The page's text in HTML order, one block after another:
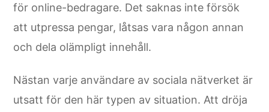
för online-bedragare. Det saknas inte försök
att utpressa pengar, låtsas vara någon annan
och dela olämpligt innehåll.
Nästan varje användare av sociala nätverket är
utsatt för den här typen av situation. Att dröja